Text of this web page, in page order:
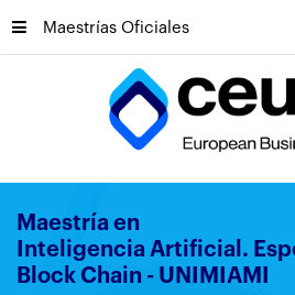
Maestrías Oficiales
Maestría en
Inteligencia Artificial.
Block Chain - UNIMIAMI